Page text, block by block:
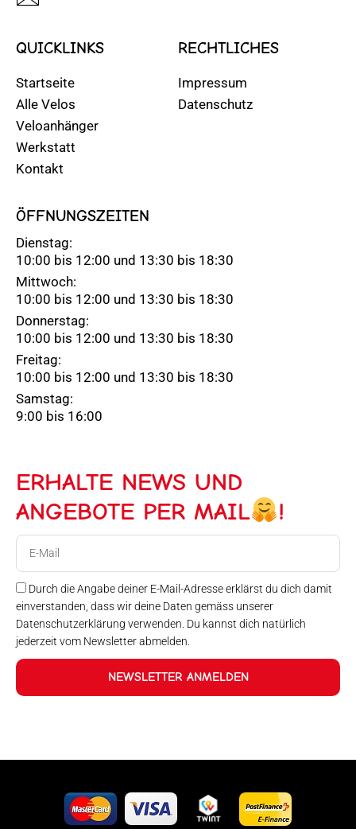
QUICKLINKS
Startseite
Alle Velos
Veloanhänger
Werkstatt
Kontakt
RECHTLICHES
Impressum
Datenschutz
ÖFFNUNGSZEITEN
Dienstag:
10:00 bis 12:00 und 13:30 bis 18:30
Mittwoch:
10:00 bis 12:00 und 13:30 bis 18:30
Donnerstag:
10:00 bis 12:00 und 13:30 bis 18:30
Freitag:
10:00 bis 12:00 und 13:30 bis 18:30
Samstag:
9:00 bis 16:00
ERHALTE NEWS UND
ANGEBOTE PER MAIL
!
Durch die Angabe deiner E-Mail-Adresse erklärst du dich damit
einverstanden, dass wir deine Daten gemäss unserer
Datenschutzerklärung verwenden. Du kannst dich natürlich
jederzeit vom Newsletter abmelden.
NEWSLETTER ANMELDEN